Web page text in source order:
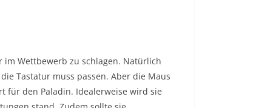
im Wettbewerb zu schlagen. Natürlich
Tastatur muss passen. Aber die Maus
für den Paladin. Idealerweise wird sie